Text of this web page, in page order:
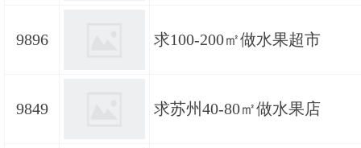
9896 求100-200㎡做水果超市
9849 求苏州40-80㎡做水果店